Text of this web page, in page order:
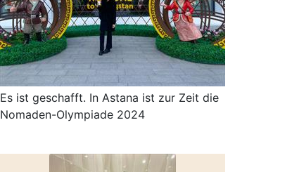
Es ist geschafft. In Astana ist zur Zeit die
Nomaden-Olympiade 2024